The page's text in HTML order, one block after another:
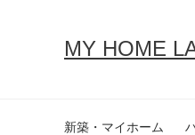
MY HOME
新築・マイホーム